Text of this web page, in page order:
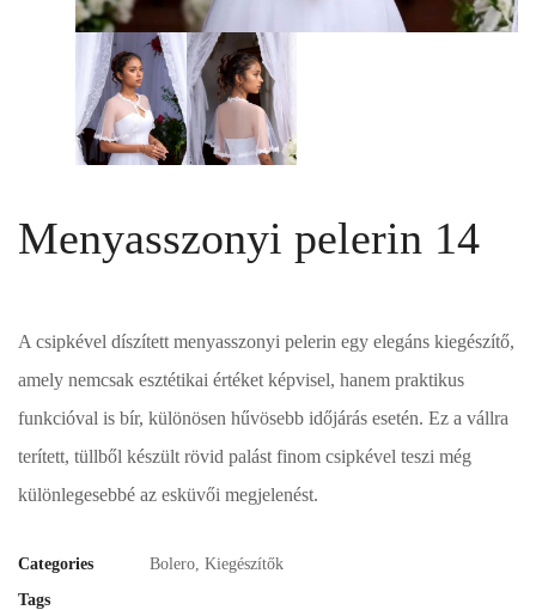
Menyasszonyi pelerin 14
A csipkével díszített menyasszonyi pelerin egy elegáns kiegészítő,
amely nemcsak esztétikai értéket képvisel, hanem praktikus
funkcióval is bír, különösen hűvösebb időjárás esetén. Ez a vállra
terített, tüllből készült rövid palást finom csipkével teszi még
különlegesebbé az esküvői megjelenést.
Categories Bolero Kiegészítők
Tags